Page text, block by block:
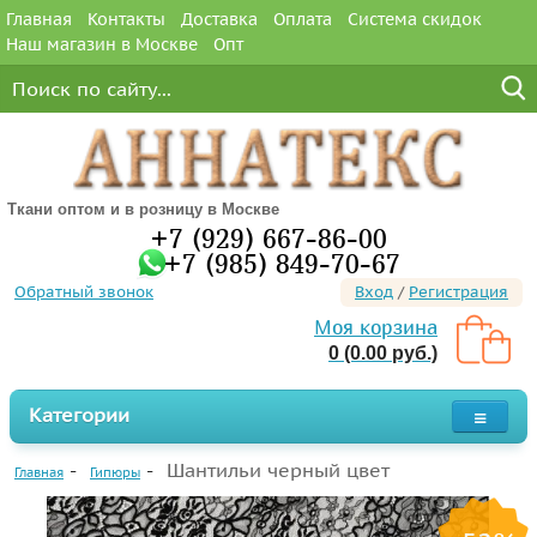
Главная Контакты Доставка Оплата
Система скидок
Наш магазин в Москве
Опт
Ткани оптом и в розницу в Москве
+7 (929) 667-86-00
+7 (985) 849-70-67
Обратный звонок Вход / Регистрация
Моя корзина
0 (0.00 руб.)
Категории
Главная Гипюры Шантильи черный цвет